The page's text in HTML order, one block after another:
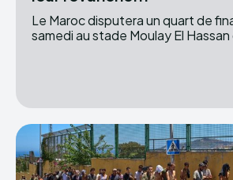
Le Maroc disputera un quart de
samedi au stade Moulay El